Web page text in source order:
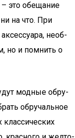
это обе­ща­ние
на что. При
необ­
но и пом­нить о
мод­ные обру­
обру­чаль­ное